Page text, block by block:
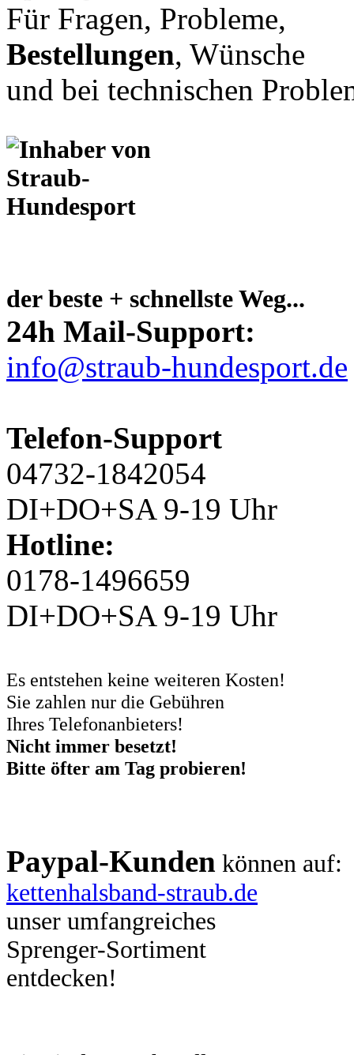
Für Fragen, Probleme,
Bestellungen, Wünsche
und bei technischen
der beste + schnellste Weg...
24h Mail-Support:
info@straub-hundesport.de
Telefon-Support
04732-1842054
DI+DO+SA 9-19 Uhr
Hotline:
0178-1496659
DI+DO+SA 9-19 Uhr
Es entstehen keine weiteren Kosten!
Sie zahlen nur die Gebühren
Ihres Telefonanbieters!
Nicht immer besetzt!
Bitte öfter am Tag probieren!
Paypal-Kunden können auf:
kettenhalsband-straub.de
unser umfangreiches
Sprenger-Sortiment
entdecken!